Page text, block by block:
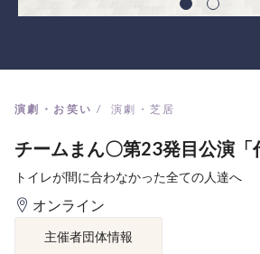
演劇・お笑い 演劇・芝居
チームまん〇第23発目公演「
トイレが間に合わなかった全ての人達へ
オンライン
主催者団体情報